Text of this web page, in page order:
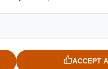
které uplatňujeme na